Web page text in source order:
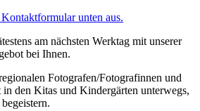
unten aus.
am nächsten Werktag mit unserer
bei Ihnen.
Fotografen/Fotografinnen und
in den Kitas und Kindergärten unterwegs,